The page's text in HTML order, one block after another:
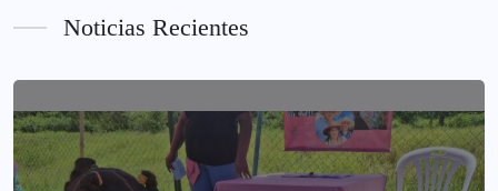
Noticias Recientes